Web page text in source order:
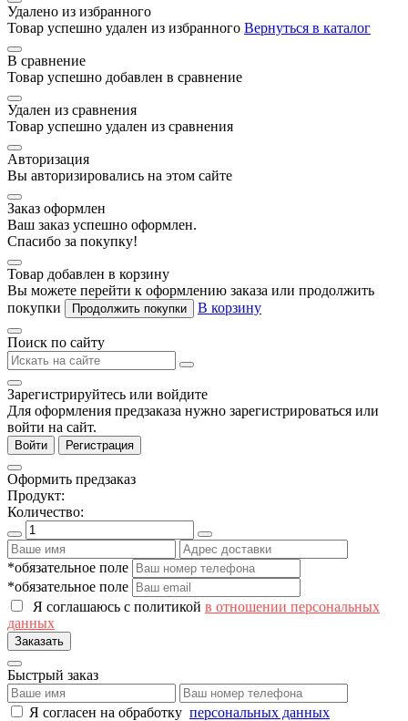
Удалено из избранного
Товар успешно удален из избранного Вернуться в каталог
В сравнение
Товар успешно добавлен в сравнение
Удален из сравнения
Товар успешно удален из сравнения
Авторизация
Вы авторизировались на этом сайте
Заказ оформлен
Ваш заказ успешно оформлен.
Спасибо за покупку!
Товар добавлен в корзину
Вы можете перейти к оформлению заказа или продолжить
покупки
Продолжить покупки В корзину
Поиск по сайту
Зарегистрируйтесь или войдите
Для оформления предзаказа нужно зарегистрироваться или
войти на сайт.
Войти Регистрация
Оформить предзаказ
Продукт:
Количество:
*обязательное поле
*обязательное поле
Я соглашаюсь с политикой в отношении персональных
данных
Заказать
Быстрый заказ
Я согласен на обработку персональных данных